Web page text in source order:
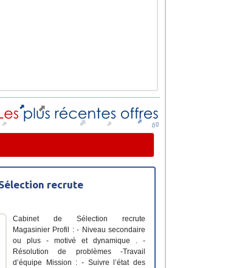
recrute
Cabinet de Sélection recrute
Magasinier Profil : - Niveau secondaire
ou plus - motivé et dynamique . -
Résolution de problèmes -Travail
d’équipe Mission : - Suivre l’état des